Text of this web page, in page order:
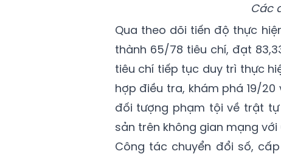
Các
Qua theo dõi tiến độ thực
thành 65/78 tiêu chí, đạt
tiêu chí tiếp tục duy trì thực
hợp điều tra, khám phá 19/
đối tượng phạm tội về trật
sản trên không gian mạng
Công tác chuyển đổi số,